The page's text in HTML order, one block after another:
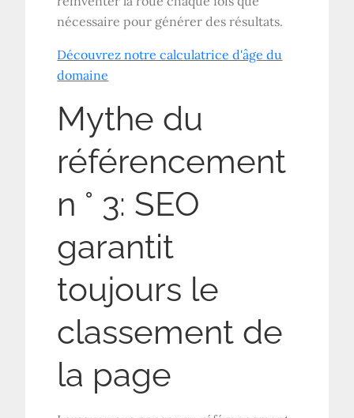
nécessaire pour générer des résultats.
Découvrez notre calculatrice d'âge du
domaine
Mythe du
référencement
n ° 3: SEO
garantit
toujours le
classement de
la page